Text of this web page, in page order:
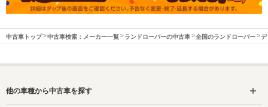
中古車トップ 中古車検索：メーカー一覧 ランドローバーの中古車 全国のランドローバー デ
他の車種から中古車を探す